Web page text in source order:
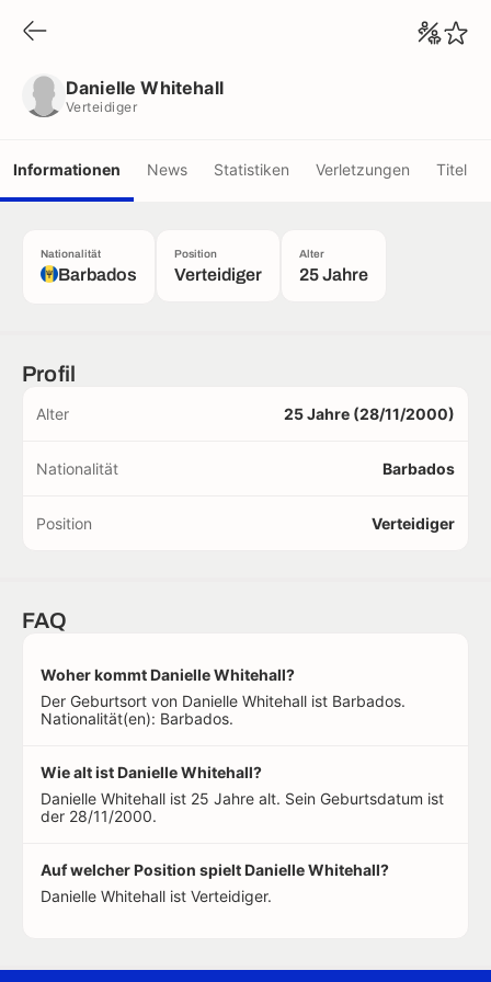
Danielle Whitehall
Verteidiger
Informationen News Statistiken Verletzungen Titel
Nationalität
Barbados
Position
Verteidiger
Alter
25 Jahre
Profil
Alter 25 Jahre (28/11/2000)
Nationalität Barbados
Position Verteidiger
FAQ
Woher kommt Danielle Whitehall?
Der Geburtsort von Danielle Whitehall ist Barbados.
Nationalität(en): Barbados.
Wie alt ist Danielle Whitehall?
Danielle Whitehall ist 25 Jahre alt. Sein Geburtsdatum ist
der 28/11/2000.
Auf welcher Position spielt Danielle Whitehall?
Danielle Whitehall ist Verteidiger.